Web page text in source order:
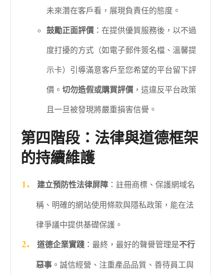
未來潛在客戶看，展現負責任的態度。
鼓勵正面評價：在提供優質服務後，以不過
度打擾的方式（如電子郵件簽名檔、溫馨提
示卡）引導滿意客戶至您希望的平台留下評
價。 切勿造假或購買評價，這違反平台政策
且一旦被發現將嚴重損害信譽。
第四階段：法律與道德框架
的持續維護
建立預防性法律屏障：註冊商標、保護網域名
稱、明確的網站使用條款與隱私政策，能在法
律爭議中提供基礎保護。
道德企業實踐：最終，最好的聲譽管理是不行
惡事。誠信經營、注重產品品質、善待員工與